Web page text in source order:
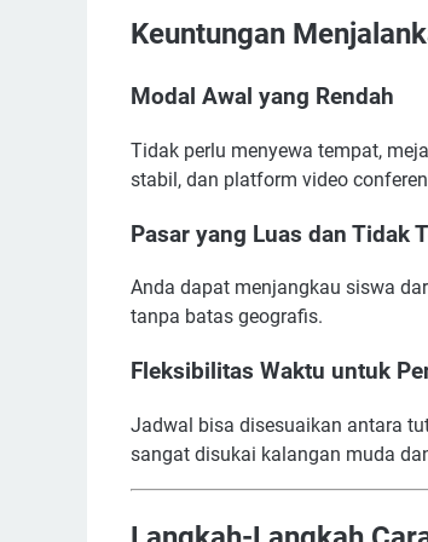
Keuntungan
Modal Awal yang Rendah
Tidak perlu menyewa tempat,
stabil, dan platform video
Pasar yang Luas dan Tidak
Anda dapat menjangkau siswa
tanpa batas geografis.
Fleksibilitas Waktu untuk
Jadwal bisa disesuaikan antara
sangat disukai kalangan muda